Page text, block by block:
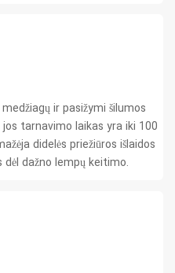
ir pasižymi šilumos
tarnavimo laikas yra iki 100
didelės priežiūros išlaidos
dažno lempų keitimo.